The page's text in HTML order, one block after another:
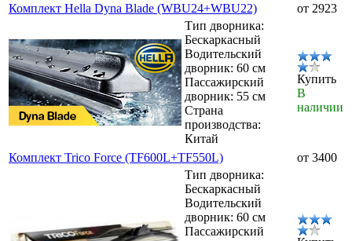
Комплект Hella Dyna Blade (WBU24+WBU22)
от 2923
Тип дворника:
Бескаркасный
Водительский
дворник: 60 см
Пассажирский
дворник: 55 см
Страна
производства:
Китай
Купить
В
наличии
Комплект Trico Force (TF600L+TF550L)
от 3400
Тип дворника:
Бескаркасный
Водительский
дворник: 60 см
Пассажирский